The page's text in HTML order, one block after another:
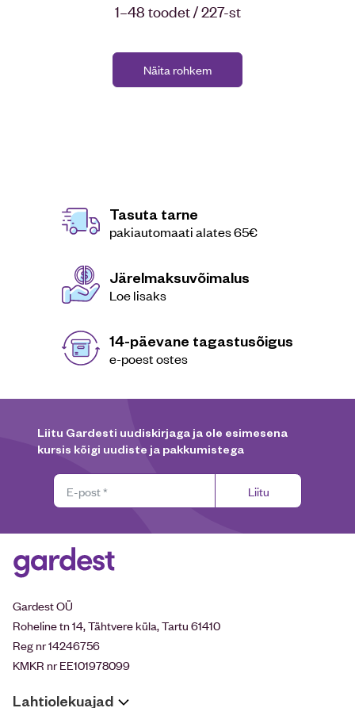
1–48 toodet / 227-st
Näita rohkem
Tasuta tarne
pakiautomaati alates 65€
Järelmaksuvõimalus
Loe lisaks
14-päevane tagastusõigus
e-poest ostes
Liitu Gardesti uudiskirjaga ja ole esimesena
kursis kõigi uudiste ja pakkumistega
Liitu
Gardest OÜ
Roheline tn 14, Tähtvere küla, Tartu 61410
Reg nr 14246756
KMKR nr EE101978099
Lahtiolekuajad